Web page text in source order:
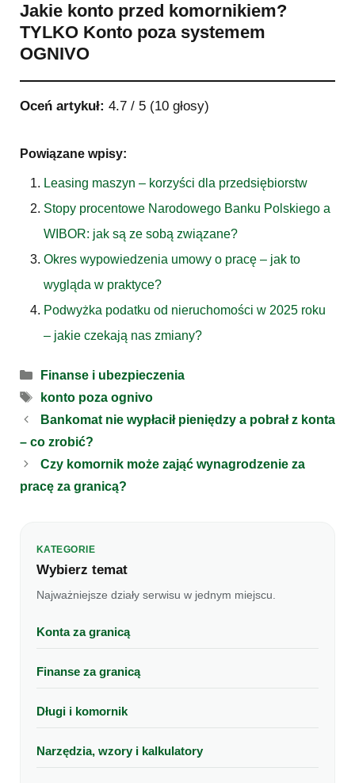
Jakie konto przed komornikiem?
TYLKO Konto poza systemem
OGNIVO
Oceń artykuł: 4.7 / 5 (10 głosy)
Powiązane wpisy:
Leasing maszyn – korzyści dla przedsiębiorstw
Stopy procentowe Narodowego Banku Polskiego a
WIBOR: jak są ze sobą związane?
Okres wypowiedzenia umowy o pracę – jak to
wygląda w praktyce?
Podwyżka podatku od nieruchomości w 2025 roku
– jakie czekają nas zmiany?
Kategorie
Finanse i ubezpieczenia
Tagi
konto poza ognivo
Bankomat nie wypłacił pieniędzy a pobrał z konta
– co zrobić?
Czy komornik może zająć wynagrodzenie za
pracę za granicą?
KATEGORIE
Wybierz temat
Najważniejsze działy serwisu w jednym miejscu.
Konta za granicą
Finanse za granicą
Długi i komornik
Narzędzia, wzory i kalkulatory